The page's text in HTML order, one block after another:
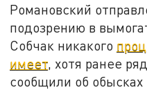
Романовский
подозрению в
Собчак никакого
имеет, хотя ранее
сообщили об